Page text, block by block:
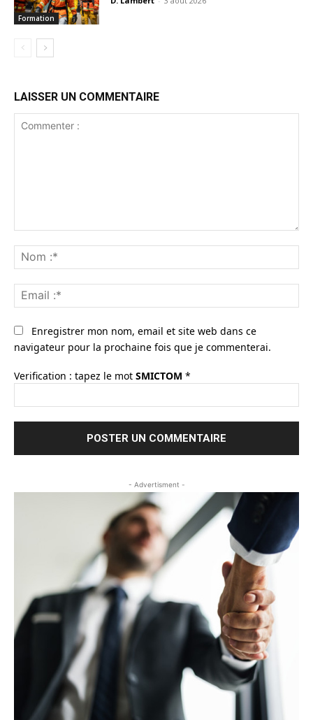
Formation
LAISSER UN COMMENTAIRE
:*
:*
Enregistrer mon nom, email et site web dans ce
navigateur pour la prochaine fois que je commenterai.
Verification : tapez le mot SMICTOM *
- Advertisment -